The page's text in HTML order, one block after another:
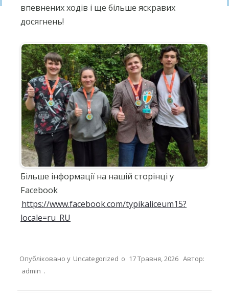
впевнених ходів і ще більше яскравих
досягнень!
Більше інформації на нашій сторінці у
Facebook
https://www.facebook.com/typikaliceum15?
locale=ru_RU
Опубліковано у Uncategorized о 17 Травня, 2026 Автор:
admin .